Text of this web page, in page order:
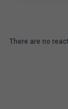
There are no